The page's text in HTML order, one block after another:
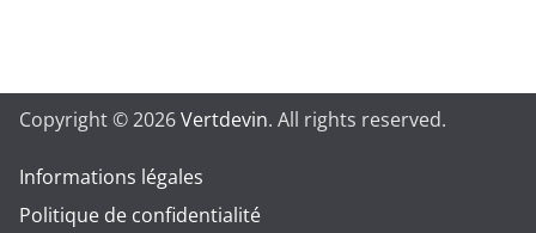
Copyright © 2026Vertdevin. All rights reserved.
Informations légales
Politique de confidentialité